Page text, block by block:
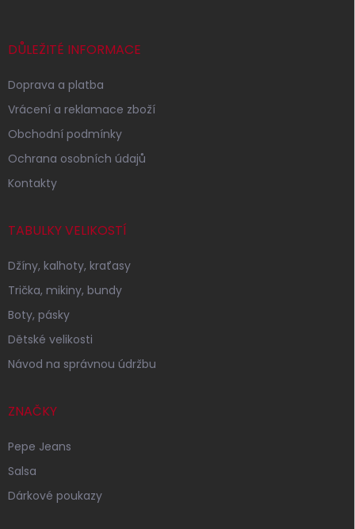
DŮLEŽITÉ INFORMACE
Doprava a platba
Vrácení a reklamace zboží
Obchodní podmínky
Ochrana osobních údajů
Kontakty
TABULKY VELIKOSTÍ
Džíny, kalhoty, kraťasy
Trička, mikiny, bundy
Boty, pásky
Dětské velikosti
Návod na správnou údržbu
ZNAČKY
Pepe Jeans
Salsa
Dárkové poukazy